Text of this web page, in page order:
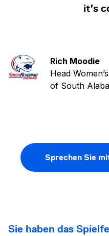
it’s
Rich Moodie
Head
of South
Sprechen Sie
Sie haben das